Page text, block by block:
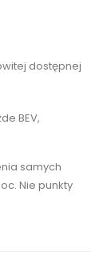
dostępnej
BEV,
samych
Nie punkty